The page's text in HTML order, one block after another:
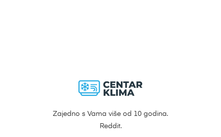
Zajedno s Vama više od 10 godina.
Reddit.